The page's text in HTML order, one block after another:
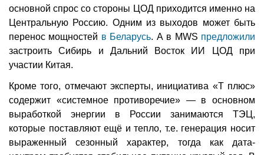
основной спрос со стороны ЦОД приходится именно на
Центральную Россию. Одним из выходов может быть
перенос мощностей в Беларусь. А в MWS предложили
застроить Сибирь и Дальний Восток ИИ ЦОД при
участии Китая.
Кроме того, отмечают эксперты, инициатива «Т плюс»
содержит «системное противоречие» — в основном
выработкой энергии в России занимаются ТЭЦ,
которые поставляют ещё и тепло, т.е. генерация носит
выраженный сезонный характер, тогда как дата-